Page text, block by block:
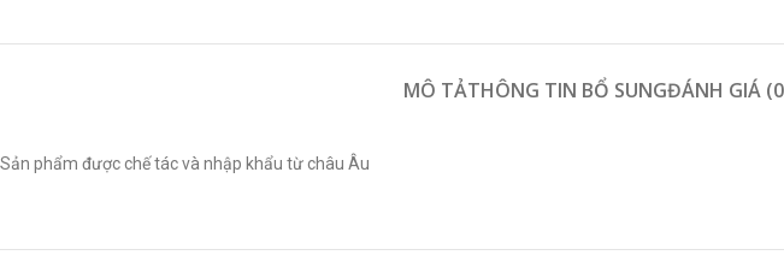
MÔ TẢTHÔNG TIN BỔ SUNGĐÁNH GIÁ
Sản phẩm được chế tác và nhập khẩu từ châu Âu